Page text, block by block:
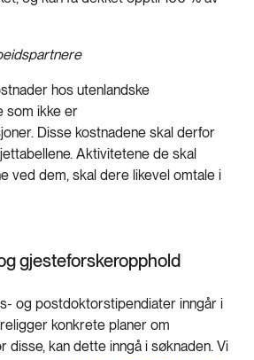
hos utenlandske
som ikke er
Disse kostnadene skal derfor
Aktivitetene de skal
ved dem, skal dere likevel omtale i
gjesteforskeropphold
og postdoktorstipendiater inngår i
konkrete planer om
disse, kan dette inngå i søknaden. Vi